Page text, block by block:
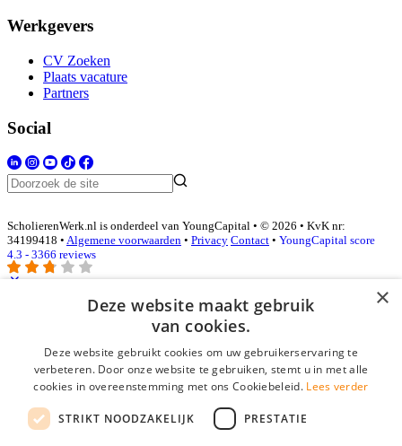
Werkgevers
CV Zoeken
Plaats vacature
Partners
Social
ScholierenWerk.nl is onderdeel van YoungCapital • © 2026 • KvK nr:
34199418 • Algemene voorwaarden • Privacy Contact • YoungCapital score
4.3 - 3366 reviews
E-mail*
Wachtwoord
login gegevens onthouden
×
Deze website maakt gebruik
van cookies.
Deze website gebruikt cookies om uw gebruikerservaring te
verbeteren. Door onze website te gebruiken, stemt u in met alle
cookies in overeenstemming met ons Cookiebeleid. Lees verder
STRIKT NOODZAKELIJK PRESTATIE